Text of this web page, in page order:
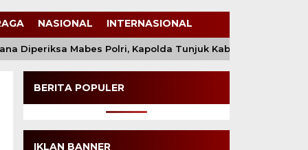
NASIONAL INTERNASIONAL
Diperiksa Mabes Polri, Kapolda Tunjuk Kabid TIK sebagai
BERITA POPULER
IKLAN BANNER